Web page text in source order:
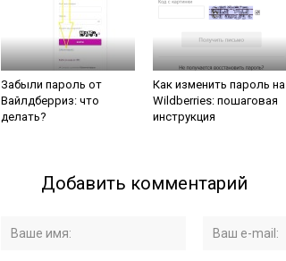
Забыли пароль от
Вайлдберриз: что
делать?
Как изменить пароль на
Wildberries: пошаговая
инструкция
Добавить комментарий